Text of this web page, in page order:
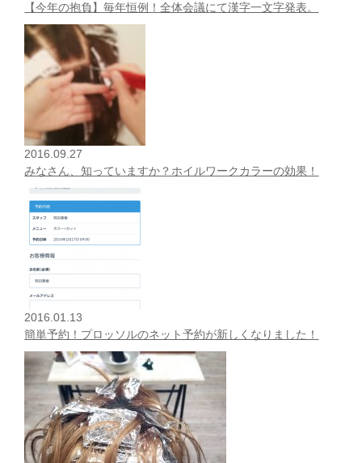
【今年の抱負】毎年恒例！全体会議にて漢字一文字発表。
2016.09.27
みなさん、知っていますか？ホイルワークカラーの効果！
2016.01.13
簡単予約！プロッソルのネット予約が新しくなりました！